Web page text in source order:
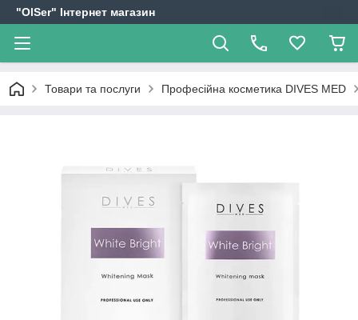
"OlSer" Інтернет магазин
Товари та послуги Професійна косметика DIVES MED